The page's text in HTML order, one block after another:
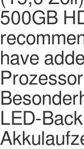
500GB
have
LED-